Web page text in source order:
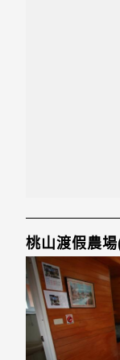
桃山渡假農